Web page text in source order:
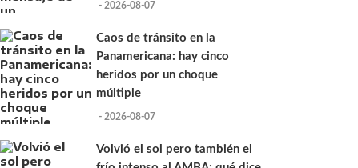
- 2026-08-07
Caos de tránsito en la
Panamericana: hay cinco
heridos por un choque
múltiple
- 2026-08-07
Volvió el sol pero también el